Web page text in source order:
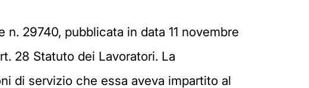
29740, pubblicata in data 11 novembre
28 Statuto dei Lavoratori. La
di servizio che essa aveva impartito al